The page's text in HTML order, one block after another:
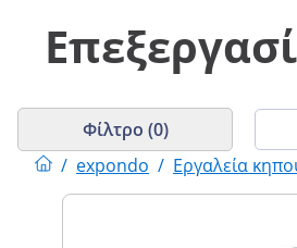
/ expondo / Εργαλεία
Φίλτρο (0)